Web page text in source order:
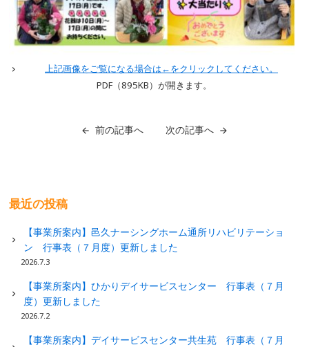
上記画像をご覧になる場合は←をクリックしてください。
PDF（895KB）が開きます。
前の記事へ 次の記事へ
最近の投稿
【事業所案内】邑久ナーシングホーム通所リハビリテーショ
ン 行事表（７月度）更新しました
2026.7.3
【事業所案内】ひかりデイサービスセンター 行事表（７月
度）更新しました
2026.7.2
【事業所案内】デイサービスセンター共生苑 行事表（７月